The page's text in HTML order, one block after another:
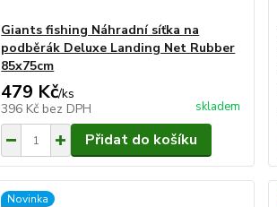
Giants fishing Náhradní síťka na
podběrák Deluxe Landing Net Rubber
85x75cm
479 Kč/ks
396 Kč bez DPH skladem
Přidat do košíku
Novinka